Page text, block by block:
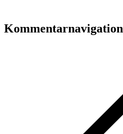
Kommentarnavigation